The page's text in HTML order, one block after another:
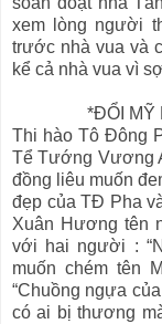
xem lòng người
trước nhà vua và
kể cả nhà vua vì
*ĐỔI MỸ
Thi hào Tô Đông
Tể Tướng Vương
đồng liêu muốn
đẹp của TĐ Pha
Xuân Hương tên
với hai người :
muốn chém tên
“Chuồng ngựa
có ai bị thương